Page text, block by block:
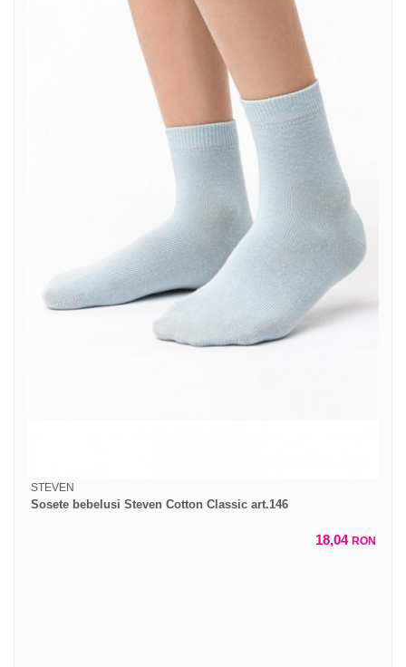
STEVEN
Sosete bebelusi Steven Cotton Classic art.146
18,04 RON